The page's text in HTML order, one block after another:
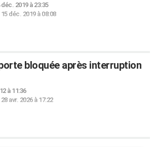
déc. 2019 à 23:35
15 déc. 2019 à 08:08
bloquée après interruption
à 11:36
28 avr. 2026 à 17:22